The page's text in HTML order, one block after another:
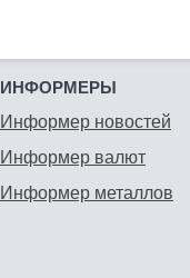
ИНФОРМЕРЫ
Информер новостей
Информер валют
Информер металлов